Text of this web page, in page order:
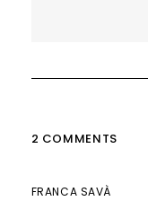
2 COMMENTS
FRANCA SAVÀ